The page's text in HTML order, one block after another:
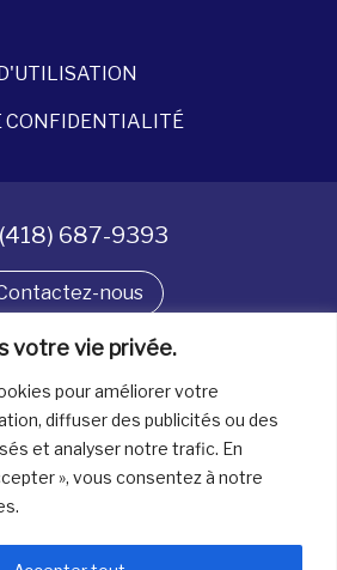
votre vie privée.
pour améliorer votre
diffuser des publicités ou des
et analyser notre trafic. En
», vous consentez à notre
CONFIDENTIALITÉ
687-9393
nous
Suivez-nous
© La boîte à bijoux 2026